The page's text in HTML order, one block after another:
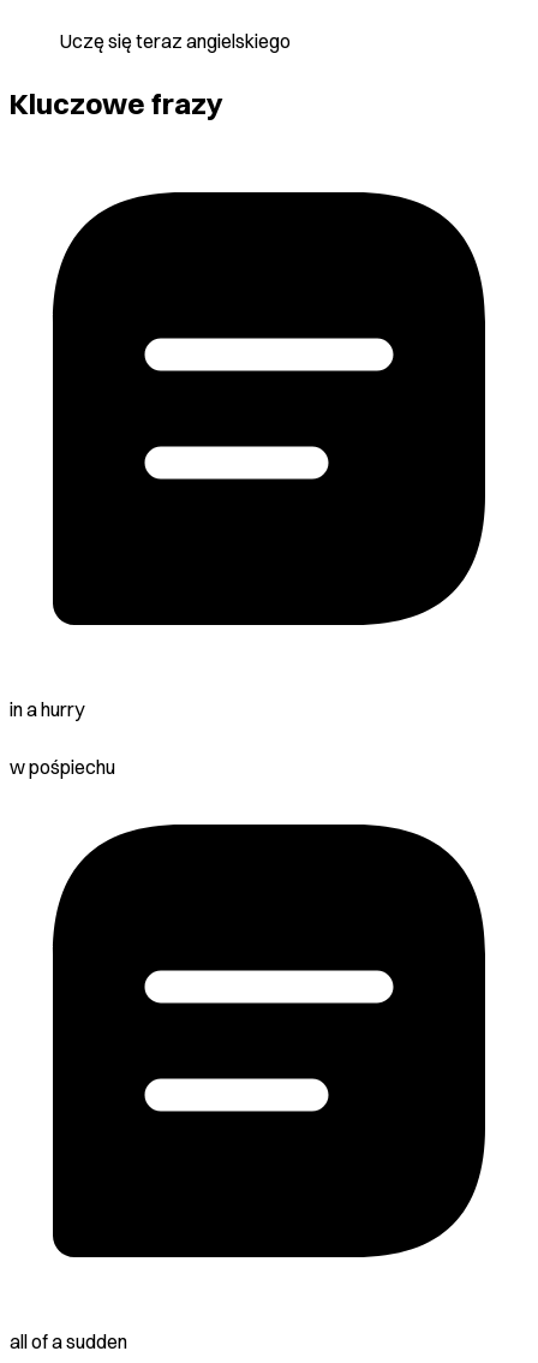
Uczę się teraz angielskiego
Kluczowe frazy
in a hurry
w pośpiechu
all of a sudden